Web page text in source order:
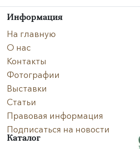
Информация
На главную
О нас
Контакты
Фотографии
Выставки
Статьи
Правовая информация
Подписаться на новости
Каталог